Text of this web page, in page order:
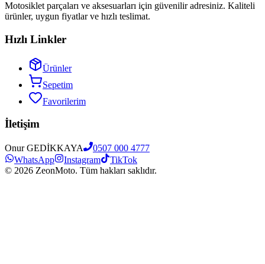
Motosiklet parçaları ve aksesuarları için güvenilir adresiniz. Kaliteli
ürünler, uygun fiyatlar ve hızlı teslimat.
Hızlı Linkler
Ürünler
Sepetim
Favorilerim
İletişim
Onur GEDİKKAYA
0507 000 4777
WhatsApp
Instagram
TikTok
© 2026 ZeonMoto. Tüm hakları saklıdır.